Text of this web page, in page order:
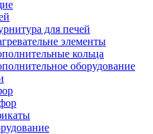
для печей
элементы
кольца
оборудование